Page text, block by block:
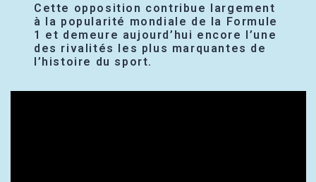
Cette opposition contribue largement
à la popularité mondiale de la Formule
1 et demeure aujourd’hui encore l’une
des rivalités les plus marquantes de
l’histoire du sport.